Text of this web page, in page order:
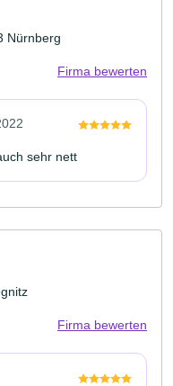
Nürnberg
Firma bewerten
sehr nett
Firma bewerten